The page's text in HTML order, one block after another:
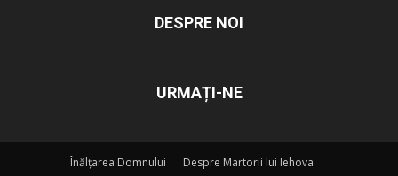
DESPRE NOI
URMAȚI-NE
Înălțarea Domnului
Despre Martorii lui Iehova